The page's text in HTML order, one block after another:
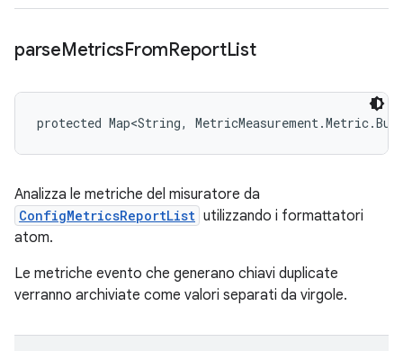
parseMetricsFromReportList
protected Map<String,
Analizza le metriche del misuratore da
ConfigMetricsReportList utilizzando i formattatori
atom.
Le metriche evento che generano chiavi duplicate
verranno archiviate come valori separati da virgole.